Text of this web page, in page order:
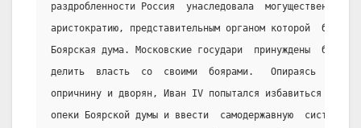
раздробленности Россия  унаследовала  могущественную
аристократию, представительным органом которой  была
Боярская дума. Московские государи  принуждены  были
делить  власть  со  своими  боярами.   Опираясь   на
опричнину и дворян, Иван IV попытался избавиться  от
опеки Боярской думы и ввести  самодержавную  систему